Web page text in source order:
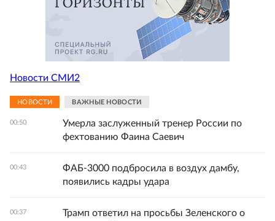
Новости СМИ2
НОВОСТИ ВАЖНЫЕ НОВОСТИ
00:50
Умерла заслуженный тренер России по
фехтованию Фаина Саевич
00:43
ФАБ-3000 подбросила в воздух дамбу,
появились кадры удара
00:37
Трамп ответил на просьбы Зеленского о